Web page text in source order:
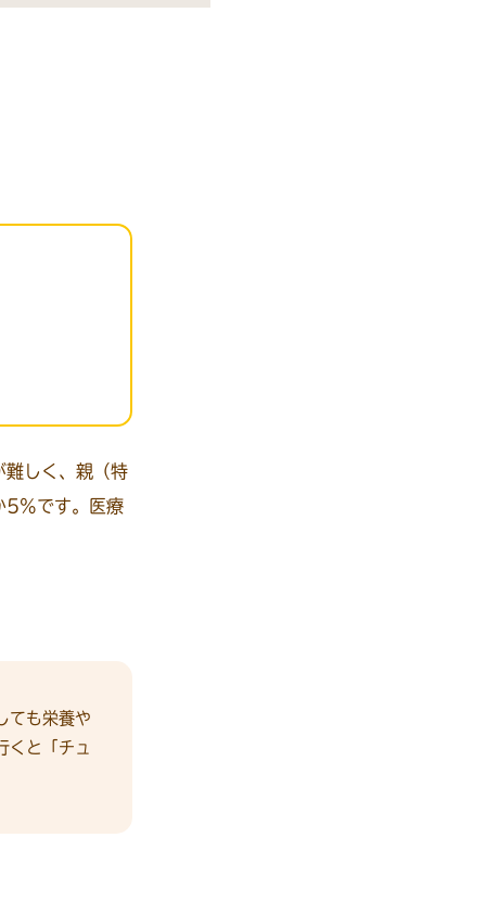
難しく、親（特
5%です。医療
ても栄養や
くと「チュ